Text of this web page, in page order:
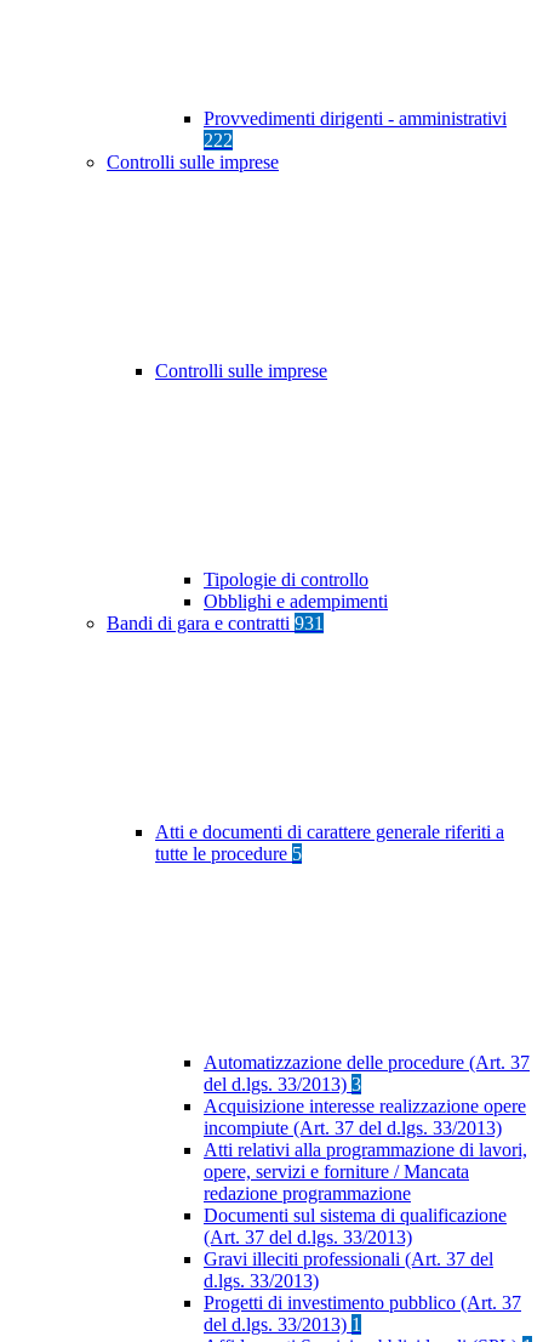
Provvedimenti dirigenti - amministrativi
222
Controlli sulle imprese
Controlli sulle imprese
Tipologie di controllo
Obblighi e adempimenti
Bandi di gara e contratti 931
Atti e documenti di carattere generale riferiti a
tutte le procedure 5
Automatizzazione delle procedure (Art. 37
del d.lgs. 33/2013) 3
Acquisizione interesse realizzazione opere
incompiute (Art. 37 del d.lgs. 33/2013)
Atti relativi alla programmazione di lavori,
opere, servizi e forniture / Mancata
redazione programmazione
Documenti sul sistema di qualificazione
(Art. 37 del d.lgs. 33/2013)
Gravi illeciti professionali (Art. 37 del
d.lgs. 33/2013)
Progetti di investimento pubblico (Art. 37
del d.lgs. 33/2013) 1